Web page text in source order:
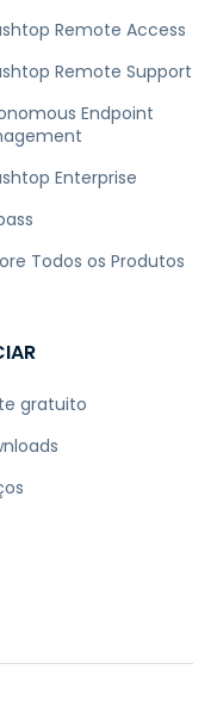
Remote Access
Remote Support
Endpoint
Enterprise
Todos os Produtos
gratuito